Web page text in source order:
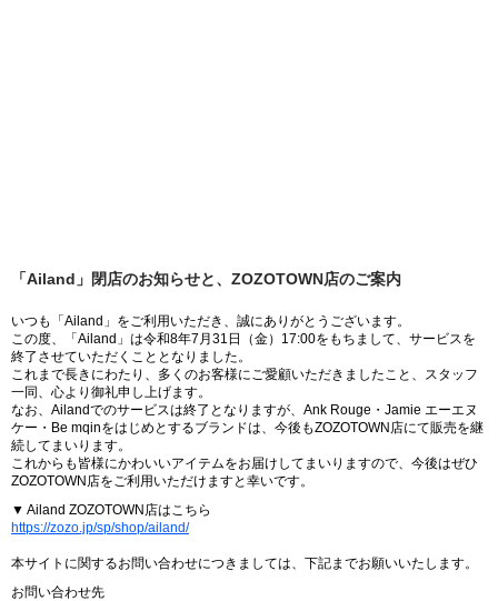
「Ailand」閉店のお知らせと、ZOZOTOWN店のご案内
いつも「Ailand」をご利用いただき、誠にありがとうございます。
この度、「Ailand」は令和8年7月31日（金）17:00をもちまして、サービスを
終了させていただくこととなりました。
これまで長きにわたり、多くのお客様にご愛顧いただきましたこと、スタッフ
一同、心より御礼申し上げます。
なお、Ailandでのサービスは終了となりますが、Ank Rouge・Jamie エーエヌ
ケー・Be mqinをはじめとするブランドは、今後もZOZOTOWN店にて販売を継
続してまいります。
これからも皆様にかわいいアイテムをお届けしてまいりますので、今後はぜひ
ZOZOTOWN店をご利用いただけますと幸いです。
▼ Ailand ZOZOTOWN店はこちら
https://zozo.jp/sp/shop/ailand/
本サイトに関するお問い合わせにつきましては、下記までお願いいたします。
お問い合わせ先